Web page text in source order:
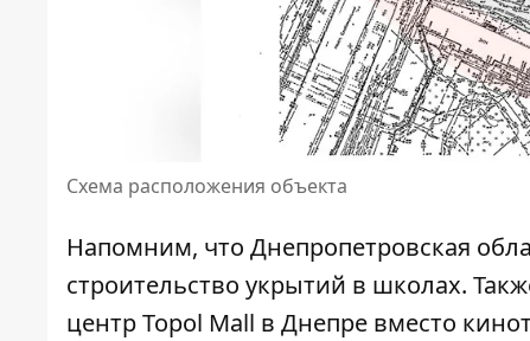
Схема расположения объекта
Напомним, что Днепропетровская
строительство укрытий в школах.
центр Topol Mall в Днепре вместо